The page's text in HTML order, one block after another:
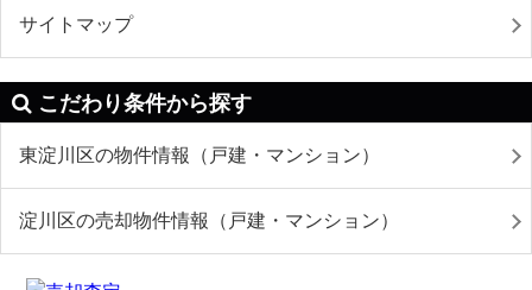
サイトマップ
こだわり条件から探す
東淀川区の物件情報（戸建・マンション）
淀川区の売却物件情報（戸建・マンション）